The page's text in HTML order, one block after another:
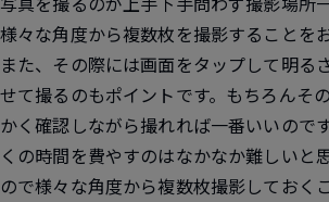
様々な角度から複数枚を撮影することを
また、その際には画面をタップして明る
せて撮るのもポイントです。もちろんそ
かく確認しながら撮れれば一番いいので
くの時間を費やすのはなかなか難しいと
ので様々な角度から複数枚撮影しておく